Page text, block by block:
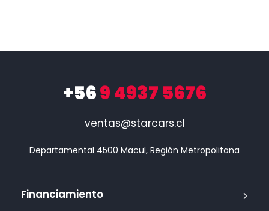
+569 4937 5676
ventas@starcars.cl
Financiamiento